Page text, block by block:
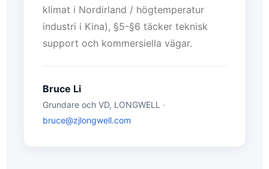
klimat i Nordirland / högtemperatur
industri i Kina), §5-§6 täcker teknisk
support och kommersiella vägar.
Bruce Li
Grundare och VD, LONGWELL ·
bruce@zjlongwell.com